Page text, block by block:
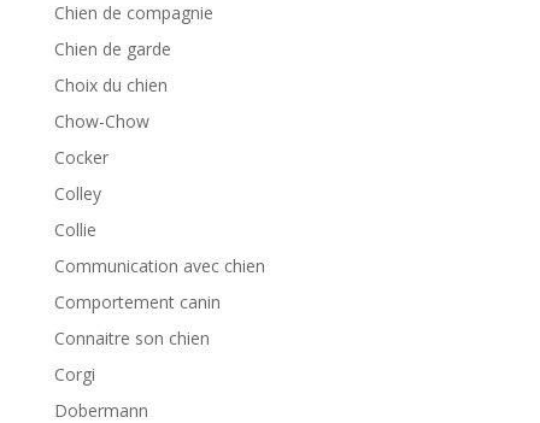
Chien de compagnie
Chien de garde
Choix du chien
Chow-Chow
Cocker
Colley
Collie
Communication avec chien
Comportement canin
Connaitre son chien
Corgi
Dobermann